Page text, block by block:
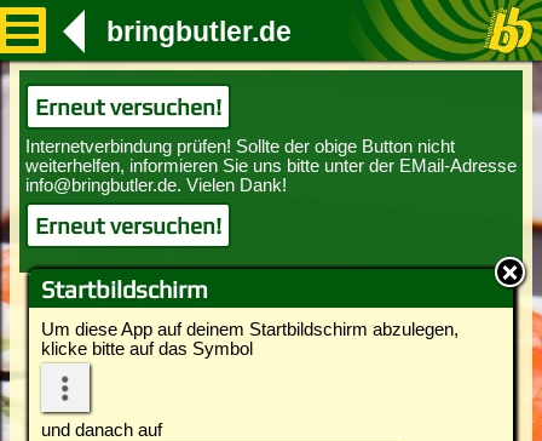
Startbildschirm
Um diese App auf deinem Startbildschirm abzulegen,
klicke bitte auf das Symbol
und danach auf
bringbutler.de
Erneut versuchen!
Erneut versuchen!